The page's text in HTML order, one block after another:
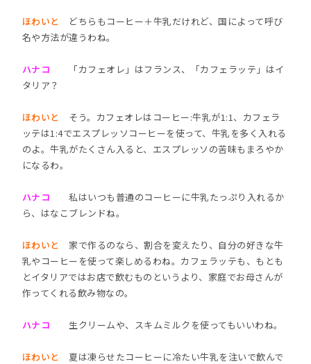
ほわいと
どちらもコーヒー＋牛乳だけれど、国によって呼び
名や方法が違うわね。
ハナコ
「カフェオレ」はフランス、「カフェラッテ」はイ
タリア？
ほわいと
そう。カフェオレはコーヒー:牛乳が1:1、カフェラ
ッテは1:4でエスプレッソコーヒーを使って、牛乳を多く入れる
のよ。牛乳がたくさん入ると、エスプレッソの苦味もまろやか
になるわ。
ハナコ
私はいつも普通のコーヒーに牛乳たっぷり入れるか
ら、はなこブレンドね。
ほわいと
家で作るのなら、割合を変えたり、自分の好きな牛
乳やコーヒーを使って楽しめるわね。カフェラッテも、もとも
とイタリアではお店で飲むものというより、家庭でお母さんが
作ってくれる飲み物なの。
ハナコ 生クリームや、スキムミルクを使ってもいいわね。
ほわいと
夏は凍らせたコーヒーに冷たい牛乳を注いで飲んで